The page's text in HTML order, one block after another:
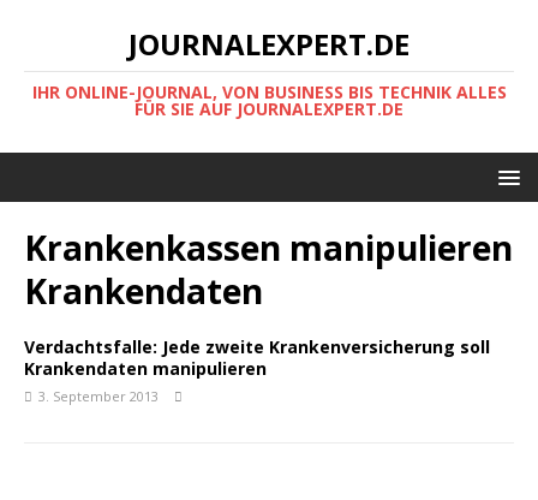
JOURNALEXPERT.DE
IHR ONLINE-JOURNAL, VON BUSINESS BIS TECHNIK ALLES
FÜR SIE AUF JOURNALEXPERT.DE
Krankenkassen manipulieren
Krankendaten
Verdachtsfalle: Jede zweite Krankenversicherung soll
Krankendaten manipulieren
3. September 2013